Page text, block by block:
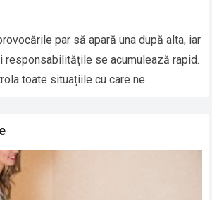
par să apară una după alta, iar
responsabilitățile se acumulează rapid.
toate situațiile cu care ne